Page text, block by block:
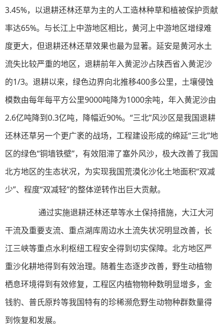
3.45%，以退耕还林还草为主的人工造林种草和植被保护贡献
率达65%。与长江上中游地区相比，黄河上中游地区增绿难
度更大，但退耕还林还草效果也最为显著。延安是黄河水土
流失比较严重的地区，退耕前年入黄泥沙占陕西省入黄泥沙
的1/3。退耕以来，绿色边界向北推移400多公里，土壤侵蚀
模数由每年每平方公里9000吨降为1000余吨，年入黄泥沙由
2.6亿吨降到0.3亿吨，降幅近90%。“三北”风沙区是我国退耕
还林还草另一个更广袤的战场，工程建设形成的绵延“三北”地
区的绿色“铜墙铁壁”，有效阻滞了塞外风沙，极大改善了我国
北方地区的生态状况，为实现我国荒漠化沙化土地面积“双减
少”、程度“双减轻”的整体逆转作出巨大贡献。
通过实施退耕还林还草等水土保持措施，大江大河
干流及重要支流、重点湖库周边水土流失状况明显改善，长
江三峡等重点水利枢纽工程安全得到切实保障。北方地区严
重沙化耕地得到有效治理。随着生态逐步改善，野生动植物
栖息环境得到有效修复，工程区内植物物种数明显增多，金
钱豹、普氏原羚等我国特有的珍稀濒危野生动物种群数量得
到恢复和发展。